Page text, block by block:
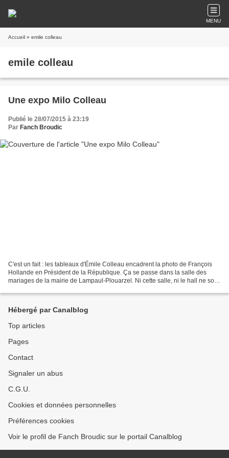
MENU
Accueil » emile colleau
emile colleau
Une expo Milo Colleau
Publié le 28/07/2015 à 23:19
Par Fanch Broudic
C'est un fait : les tableaux d'Émile Colleau encadrent la photo de François
Hollande en Président de la République. Ça se passe dans la salle des
mariages de la mairie de Lampaul-Plouarzel. Ni cette salle, ni le hall ne sont
Hébergé par Canalblog
Top articles
Pages
Contact
Signaler un abus
C.G.U.
Cookies et données personnelles
Préférences cookies
Voir le profil de Fanch Broudic sur le portail Canalblog